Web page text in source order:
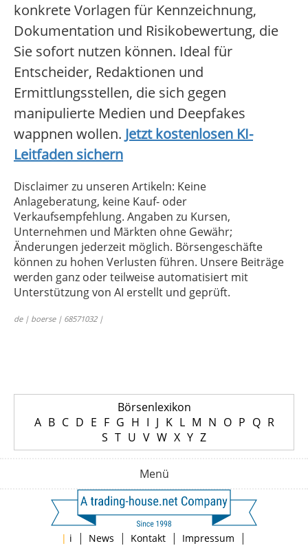
konkrete Vorlagen für Kennzeichnung,
Dokumentation und Risikobewertung, die
Sie sofort nutzen können. Ideal für
Entscheider, Redaktionen und
Ermittlungsstellen, die sich gegen
manipulierte Medien und Deepfakes
wappnen wollen. Jetzt kostenlosen KI-
Leitfaden sichern
Disclaimer zu unseren Artikeln: Keine
Anlageberatung, keine Kauf- oder
Verkaufsempfehlung. Angaben zu Kursen,
Unternehmen und Märkten ohne Gewähr;
Änderungen jederzeit möglich. Börsengeschäfte
können zu hohen Verlusten führen. Unsere Beiträge
werden ganz oder teilweise automatisiert mit
Unterstützung von AI erstellt und geprüft.
de | boerse | 68571032 |
Börsenlexikon
A B C D E F G H I J K L M N O P Q R
S T U V W X Y Z
Menü
| i | News | Kontakt | Impressum |